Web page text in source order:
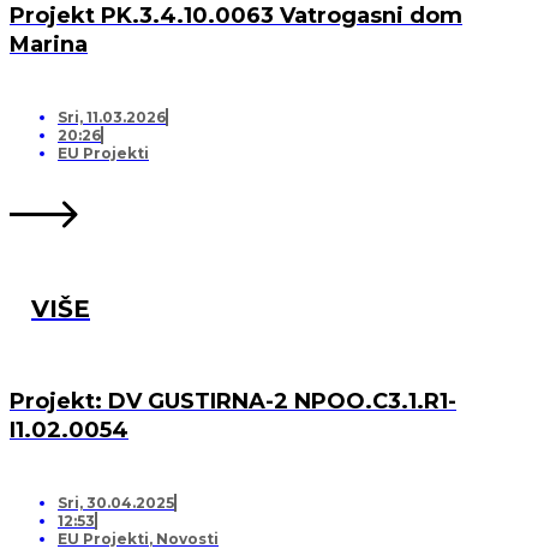
Projekt PK.3.4.10.0063 Vatrogasni dom
Marina
Sri, 11.03.2026
20:26
EU Projekti
VIŠE
Projekt: DV GUSTIRNA-2 NPOO.C3.1.R1-
I1.02.0054
Sri, 30.04.2025
12:53
EU Projekti, Novosti